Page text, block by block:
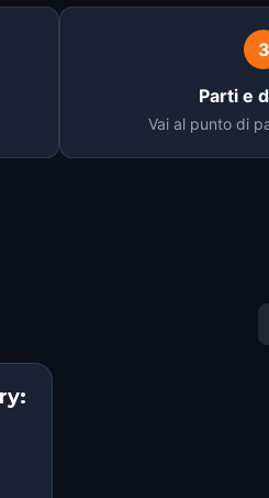
3
Parti e
Vai al punto di